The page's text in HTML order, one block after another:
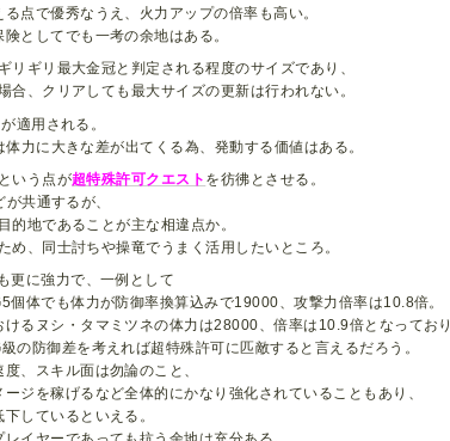
点で優秀なうえ、火力アップの倍率も高い。
としてでも一考の余地はある。
ギリ最大金冠と判定される程度のサイズであり、
、クリアしても最大サイズの更新は行われない。
適用される。
力に大きな差が出てくる為、発動する価値はある。
いう点が超特殊許可クエスト を彷彿とさせる。
が共通するが、
地であることが主な相違点か。
、同士討ちや操竜でうまく活用したいところ。
更に強力で、一例として
個体でも体力が防御率換算込みで19000、攻撃力倍率は10.8倍。
るヌシ・タマミツネの体力は28000、倍率は10.9倍となっており
の防御差を考えれば超特殊許可に匹敵すると言えるだろう。
、スキル面は勿論のこと、
ジを稼げるなど全体的にかなり強化されていることもあり、
しているといえる。